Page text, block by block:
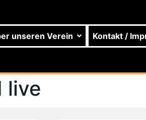
unseren Verein Kontakt /
live